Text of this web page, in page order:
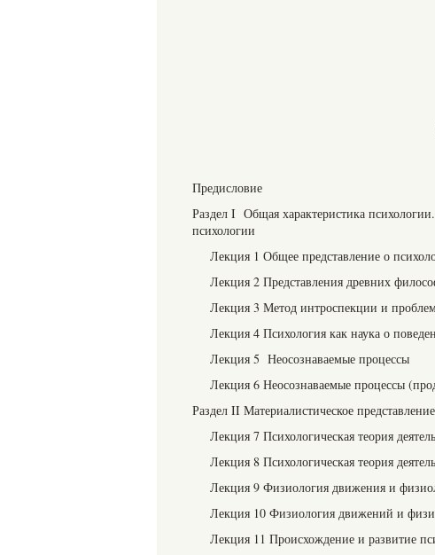
Предисловие
Раздел I Общая характеристика
психологии
Лекция 1 Общее представление о
Лекция 2 Представления древних
Лекция 3 Метод интроспекции и
Лекция 4 Психология как наука о
Лекция 5 Неосознаваемые процессы
Лекция 6 Неосознаваемые процессы
Раздел II Материалистическое
Лекция 7 Психологическая теория
Лекция 8 Психологическая теория
Лекция 9 Физиология движения и
Лекция 10 Физиология движений и
Лекция 11 Происхождение и развитие